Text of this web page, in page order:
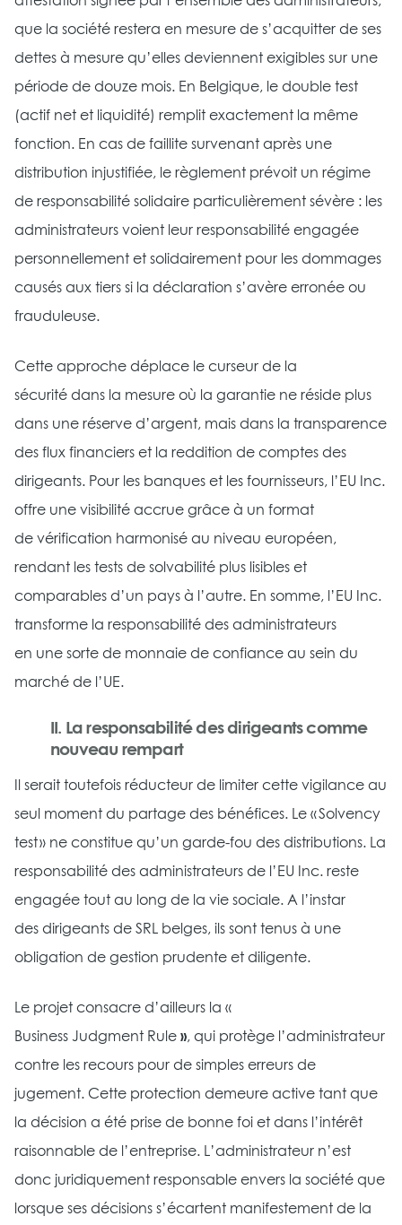
que la société restera en mesure de s’acquitter de ses
dettes à mesure qu’elles deviennent exigibles sur une
période de douze mois. En Belgique, le double test
(actif net et liquidité) remplit exactement la même
fonction. En cas de faillite survenant après une
distribution injustifiée, le règlement prévoit un régime
de responsabilité solidaire particulièrement sévère : les
administrateurs voient leur responsabilité engagée
personnellement et solidairement pour les dommages
causés aux tiers si la déclaration s’avère erronée ou
frauduleuse.
Cette approche déplace le curseur de la
sécurité dans la mesure où la garantie ne réside plus
dans une réserve d’argent, mais dans la transparence
des flux financiers et la reddition de comptes des
dirigeants. Pour les banques et les fournisseurs, l’EU Inc.
offre une visibilité accrue grâce à un format
de vérification harmonisé au niveau européen,
rendant les tests de solvabilité plus lisibles et
comparables d’un pays à l’autre. En somme, l’EU Inc.
transforme la responsabilité des administrateurs
en une sorte de monnaie de confiance au sein du
marché de l’UE.
II. La responsabilité des dirigeants comme
nouveau rempart
Il serait toutefois réducteur de limiter cette vigilance au
seul moment du partage des bénéfices. Le « Solvency
test » ne constitue qu’un garde-fou des distributions. La
responsabilité des administrateurs de l’EU Inc. reste
engagée tout au long de la vie sociale. A l’instar
des dirigeants de SRL belges, ils sont tenus à une
obligation de gestion prudente et diligente.
Le projet consacre d’ailleurs la «
Business Judgment Rule », qui protège l’administrateur
contre les recours pour de simples erreurs de
jugement. Cette protection demeure active tant que
la décision a été prise de bonne foi et dans l’intérêt
raisonnable de l’entreprise. L’administrateur n’est
donc juridiquement responsable envers la société que
lorsque ses décisions s’écartent manifestement de la